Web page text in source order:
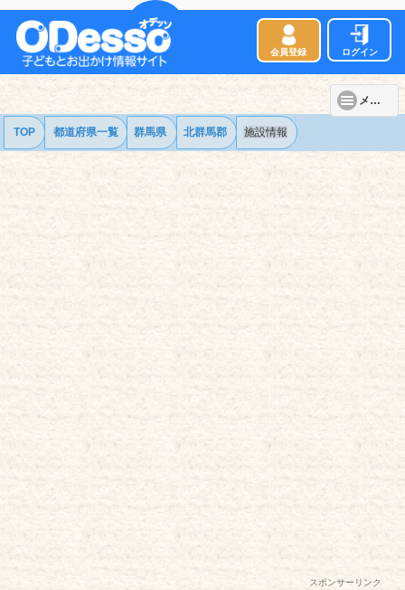
会員登録 ログイン
メニュー
TOP 都道府県一覧 群馬県 北群馬郡 施設情報
スポンサーリンク